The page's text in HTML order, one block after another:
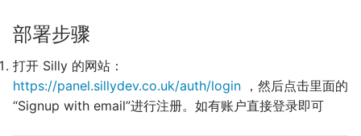
部署步骤
打开 Silly 的网站：
https://panel.sillydev.co.uk/auth/login ，然后点击里面的
“Signup with email”进行注册。如有账户直接登录即可